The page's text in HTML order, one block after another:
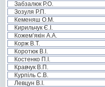
Забзалюк Р.О.
Зозуля Р.П.
Кеменяш О.М.
Кирильчук Є.І.
Кожем’якін А.А.
Корж В.Т.
Коротюк В.І.
Костенко П.І.
Кравчук В.П.
Курпіль С.В.
Левцун В.І.